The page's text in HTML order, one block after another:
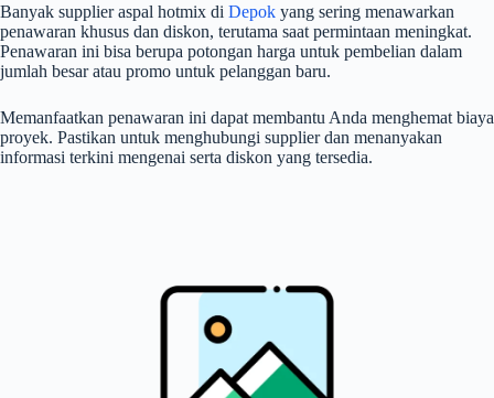
Banyak supplier aspal hotmix di Depok yang sering menawarkan
penawaran khusus dan diskon, terutama saat permintaan meningkat.
Penawaran ini bisa berupa potongan harga untuk pembelian dalam
jumlah besar atau promo untuk pelanggan baru.
Memanfaatkan penawaran ini dapat membantu Anda menghemat biaya
proyek. Pastikan untuk menghubungi supplier dan menanyakan
informasi terkini mengenai serta diskon yang tersedia.